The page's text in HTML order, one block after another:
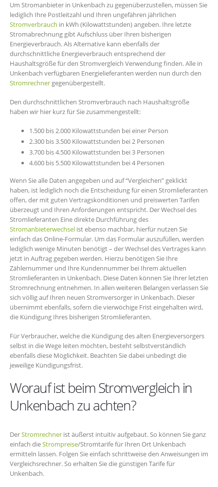
Um Stromanbieter in Unkenbach zu gegenüberzustellen, müssen Sie
lediglich Ihre Postleitzahl und Ihren ungefähren jährlichen
Stromverbrauch in kWh (Kilowattstunden) angeben. Ihre letzte
Stromabrechnung gibt Aufschluss über Ihren bisherigen
Energieverbrauch. Als Alternative kann ebenfalls der
durchschnittliche Energieverbrauch entsprechend der
Haushaltsgröße für den Stromvergleich Verwendung finden. Alle in
Unkenbach verfügbaren Energielieferanten werden nun durch den
Stromrechner gegenübergestellt.
Den durchschnittlichen Stromverbrauch nach Haushaltsgröße
haben wir hier kurz für Sie zusammengestellt:
1.500 bis 2.000 Kilowattstunden bei einer Person
2.300 bis 3.500 Kilowattstunden bei 2 Personen
3.700 bis 4.500 Kilowattstunden bei 3 Personen
4.600 bis 5.500 Kilowattstunden bei 4 Personen
Wenn Sie alle Daten angegeben und auf “Vergleichen” geklickt
haben, ist lediglich noch die Entscheidung für einen Stromlieferanten
offen, der mit guten Vertragskonditionen und preiswerten Tarifen
überzeugt und Ihren Anforderungen entspricht. Der Wechsel des
Stromlieferanten Eine direkte Durchführung des
Stromanbieterwechsel ist ebenso machbar, hierfür nutzen Sie
einfach das Online-Formular. Um das Formular auszufüllen, werden
lediglich wenige Minuten benötigt – der Wechsel des Vertrages kann
jetzt in Auftrag gegeben werden. Hierzu benötigen Sie Ihre
Zählernummer und Ihre Kundennummer bei Ihrem aktuellen
Stromlieferanten in Unkenbach. Diese Daten können Sie Ihrer letzten
Stromrechnung entnehmen. In allen weiteren Belangen verlassen Sie
sich völlig auf Ihren neuen Stromversorger in Unkenbach. Dieser
übernimmt ebenfalls, sofern die vierwöchige Frist eingehalten wird,
die Kündigung Ihres bisherigen Stromlieferanten.
Für Verbraucher, welche die Kündigung des alten Energieversorgers
selbst in die Wege leiten möchten, besteht selbstverständlich
ebenfalls diese Möglichkeit. Beachten Sie dabei unbedingt die
jeweilige Kündigungsfrist.
Worauf ist beim Stromvergleich in
Unkenbach zu achten?
DerStromrechner ist äußerst intuitiv aufgebaut. So können Sie ganz
einfach dieStrompreise/Stromtarife für Ihren Ort Unkenbach
ermitteln lassen. Folgen Sie einfach schrittweise den Anweisungen im
Vergleichsrechner. So erhalten Sie die günstigen Tarife für
Unkenbach.